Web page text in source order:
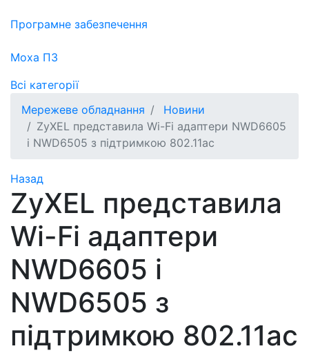
Програмне забезпечення
Moxa ПЗ
Всі категорії
Мережеве обладнання
Новини
ZyXEL представила Wi-Fi адаптери NWD6605
і NWD6505 з підтримкою 802.11ac
Назад
ZyXEL представила
Wi-Fi адаптери
NWD6605 і
NWD6505 з
підтримкою 802.11ac